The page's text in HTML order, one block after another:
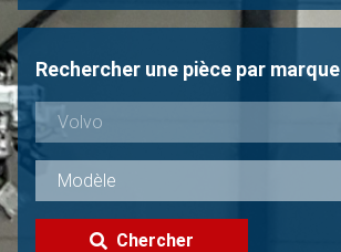
Rechercher une pièce par marque
Chercher